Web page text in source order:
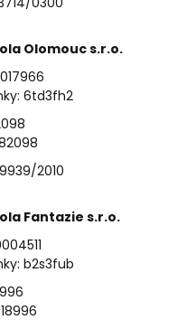
Olomouc s.r.o.
6td3fh2
2010
Fantazie s.r.o.
b2s3fub